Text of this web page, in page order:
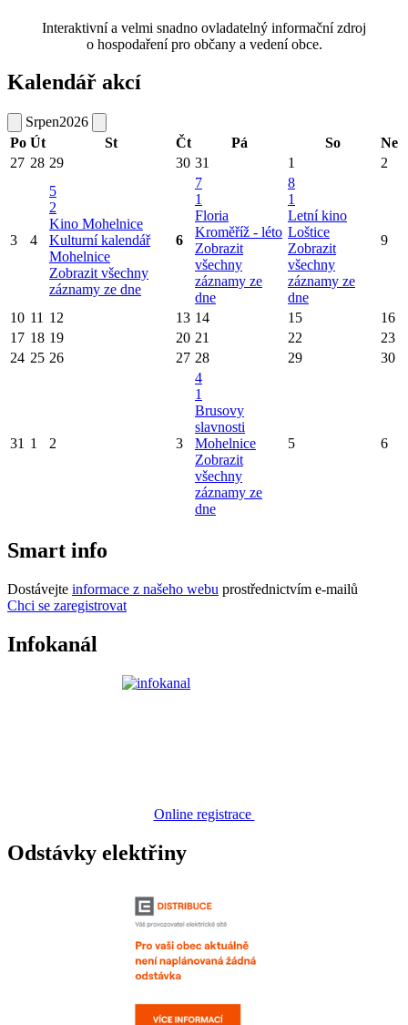
Interaktivní a velmi snadno ovladatelný informační zdroj
o hospodaření pro občany a vedení obce.
Kalendář akcí
Srpen2026
Po Út St Čt Pá So
Ne
27 28 29 30 31 1 2
3 4
5
2
Kino Mohelnice
Kulturní kalendář
Mohelnice
Zobrazit všechny
záznamy ze dne
6
7
1
Floria
Kroměříž - léto
Zobrazit
všechny
záznamy ze
dne
8
1
Letní kino
Loštice
Zobrazit
všechny
záznamy ze
dne
9
10 11 12 13 14 15
16
17 18 19 20 21 22
23
24 25 26 27 28 29 30
31 1 2 3
4
1
Brusovy
slavnosti
Mohelnice
Zobrazit
všechny
záznamy ze
dne
5 6
Smart info
Dostávejte informace z našeho webu prostřednictvím e-mailů
Chci se zaregistrovat
Infokanál
Online registrace
Odstávky elektřiny